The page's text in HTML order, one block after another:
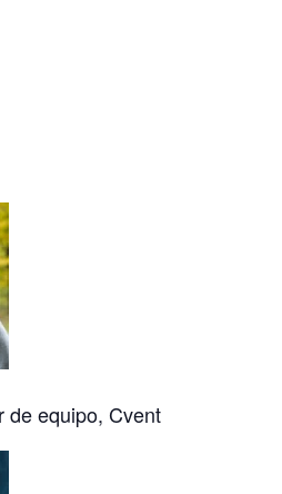
de equipo, Cvent